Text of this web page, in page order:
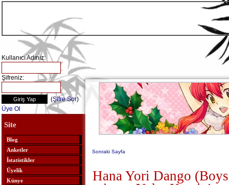
Kullanıcı Adınız:
Şifreniz:
(Şifre Sor)
Üye Ol
Site
Blog
Anketler
İstatistikler
Üyelik
Künye
Sonraki Sayfa
Hana Yori Dango